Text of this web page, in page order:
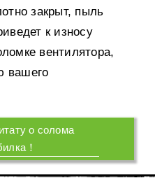
закрыт, пыль
к износу
вентилятора,
вашего
о солома
！